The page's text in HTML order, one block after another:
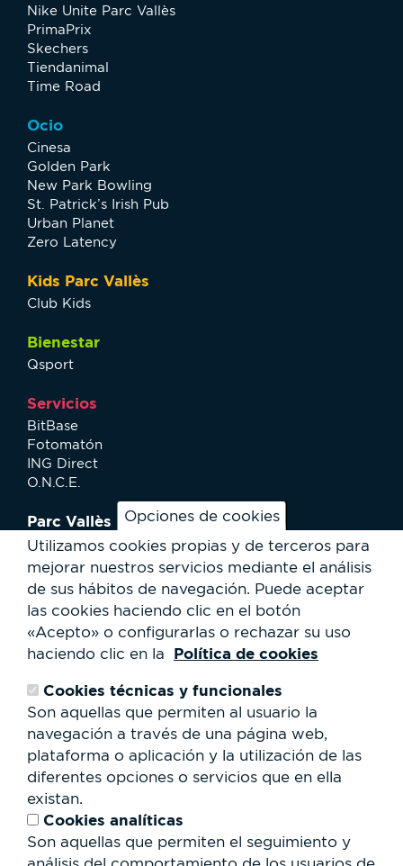
Opciones de cookies
Utilizamos cookies propias y de terceros para
mejorar nuestros servicios mediante el análisis
de sus hábitos de navegación. Puede aceptar
las cookies haciendo clic en el botón
«Acepto» o configurarlas o rechazar su uso
haciendo clic en la
Política de cookies
Cookies técnicas y funcionales
Son aquellas que permiten al usuario la
navegación a través de una página web,
plataforma o aplicación y la utilización de las
diferentes opciones o servicios que en ella
existan.
Cookies analíticas
Son aquellas que permiten el seguimiento y
Nike Unite Parc Vallès
PrimaPrix
Skechers
Tiendanimal
Time Road
Ocio
Cinesa
Golden Park
New Park Bowling
St. Patrick’s Irish Pub
Urban Planet
Zero Latency
Kids Parc Vallès
Club Kids
Bienestar
Qsport
Servicios
BitBase
Fotomatón
ING Direct
O.N.C.E.
Parc Vallès
¿Cómo llegar?
Mapa
Actividades
Servicios al usuario
Club Staff
¿Quiénes somos?
Trabaja con nosotros
Cesión de espacios
RSC
Formulario
de
búsqueda
Buscar